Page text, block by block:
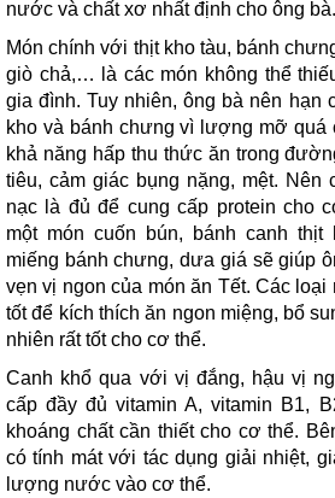
nước và chất xơ nhất định cho ông bà.
Món chính với thịt kho tàu, bánh
giò chả,… là các món không thể
gia đình. Tuy nhiên, ông bà nên hạn
kho và bánh chưng vì lượng mỡ quá
khả năng hấp thu thức ăn trong
tiêu, cảm giác bụng nặng, mệt. Nên
nạc là đủ để cung cấp protein cho
một món cuốn bún, bánh canh
miếng bánh chưng, dưa giá sẽ giúp
vẹn vị ngon của món ăn Tết. Các loại
tốt để kích thích ăn ngon miệng, bổ
nhiên rất tốt cho cơ thể.
Canh khổ qua với vị đắng, hậu vị
cấp đầy đủ vitamin A, vitamin B1,
khoáng chất cần thiết cho cơ thể.
có tính mát với tác dụng giải nhiệt,
lượng nước vào cơ thể.